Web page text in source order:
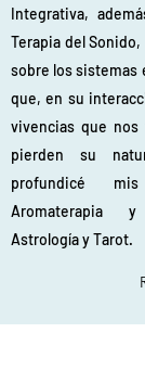
Integrativa,
Terapia del
sobre los sistemas
que, en su
vivencias que
pierden su
profundicé
Aromaterapia
Astrología y Tarot.